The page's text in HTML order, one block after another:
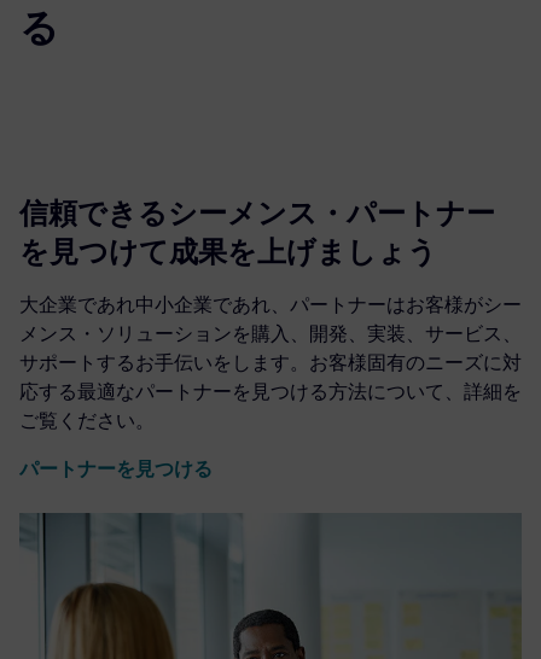
る
信頼できるシーメンス・パートナー
を見つけて成果を上げましょう
大企業であれ中小企業であれ、パートナーはお客様がシー
メンス・ソリューションを購入、開発、実装、サービス、
サポートするお手伝いをします。お客様固有のニーズに対
応する最適なパートナーを見つける方法について、詳細を
ご覧ください。
パートナーを見つける